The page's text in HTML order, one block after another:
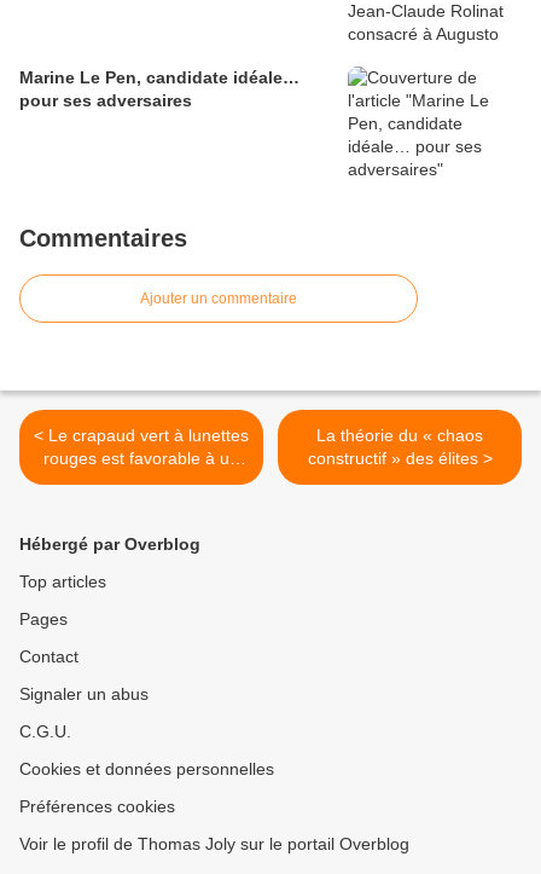
Marine Le Pen, candidate idéale…
pour ses adversaires
Commentaires
Ajouter un commentaire
< Le crapaud vert à lunettes
rouges est favorable à un
jour férié pour Kippour et
La théorie du « chaos
constructif » des élites >
Hébergé par Overblog
Top articles
Pages
Contact
Signaler un abus
C.G.U.
Cookies et données personnelles
Préférences cookies
Voir le profil de Thomas Joly sur le portail Overblog